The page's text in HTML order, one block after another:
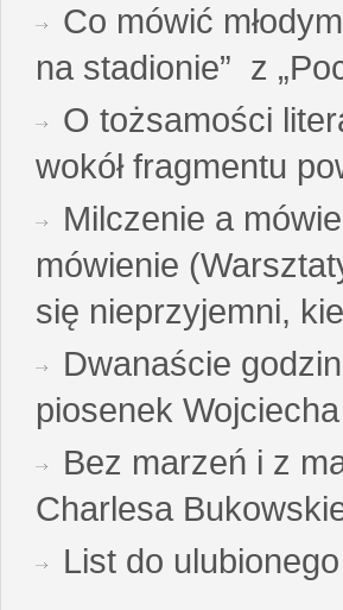
Co mówić
na stadionie” z
O tożsamości
wokół fragmentu
Milczenie a
mówienie
się nieprzyjemni,
Dwanaście
piosenek
Bez marzeń i z
Charlesa
List do